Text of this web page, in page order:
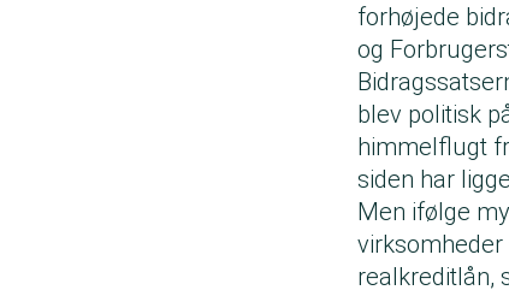
forhøjede
og
blev politisk
himmelflugt
siden har
Men ifølge
realkreditlån,